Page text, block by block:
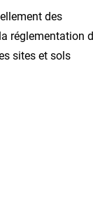
des
réglementation
sites et sols